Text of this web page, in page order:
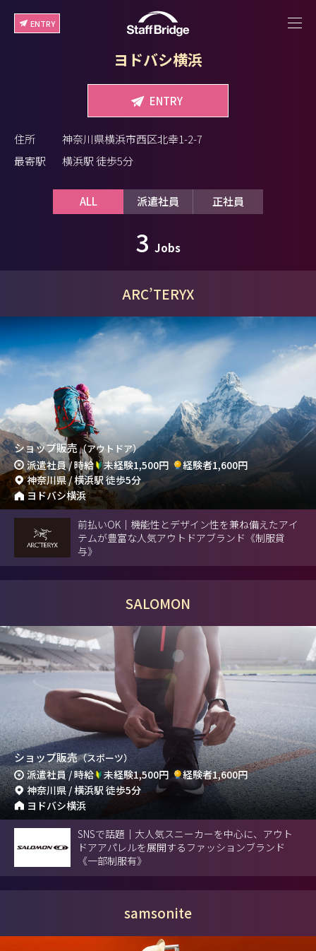
ENTRY
ヨドバシ横浜
ENTRY
住所
神奈川県横浜市西区北幸1-2-7
最寄駅
横浜駅 徒歩5分
ALL 派遣社員 正社員
3 Jobs
ARC’TERYX
ショップ販売（アウトドア）
派遣社員 / 時給 未経験1,500円
経験者1,600円
神奈川県 / 横浜駅 徒歩5分
ヨドバシ横浜
前払いOK｜機能性とデザイン性を兼ね備えたアイ
テムが豊富な人気アウトドアブランド《制服貸
与》
SALOMON
ショップ販売（スポーツ）
派遣社員 / 時給 未経験1,500円
経験者1,600円
神奈川県 / 横浜駅 徒歩5分
ヨドバシ横浜
SNSで話題｜大人気スニーカーを中心に、アウト
ドアアパレルを展開するファッションブランド
《一部制服有》
samsonite